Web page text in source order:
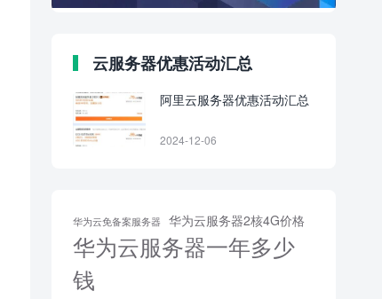
云服务器优惠活动汇总
阿里云服务器优惠活动汇总
2024-12-06
华为云免备案服务器 华为云服务器2核4G价格
华为云服务器一年多少
钱